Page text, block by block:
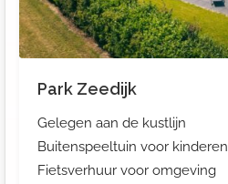
Park Zeedijk
Gelegen aan de kustlijn
Buitenspeeltuin voor kinderen
Fietsverhuur voor omgeving